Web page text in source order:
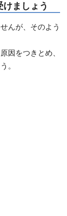
ましょう
んが、そのよう
因をつきとめ、
。